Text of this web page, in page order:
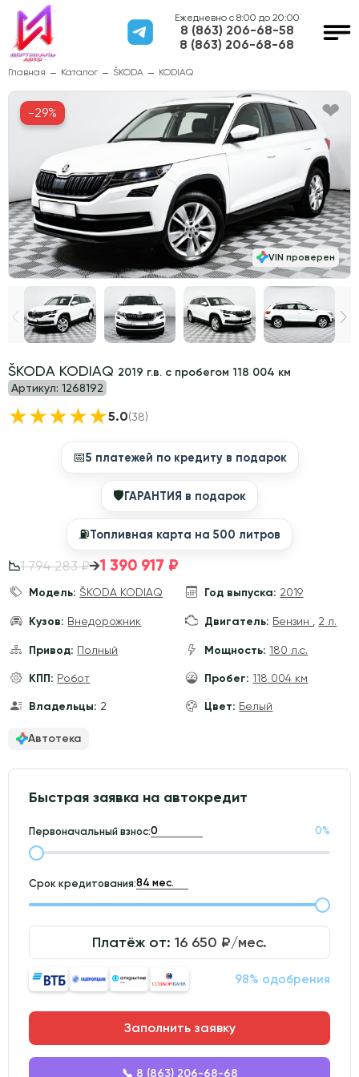
Ежедневно с 8:00 до 20:00
8 (863) 206-68-58
8 (863) 206-68-68
Главная Каталог ŠKODA KODIAQ
ŠKODA KODIAQ 2019 г.в. с пробегом 118 004 км
Артикул: 1268192
★★★★★5.0(38)
📅5 платежей по кредиту в подарок
🛡ГАРАНТИЯ в подарок
⛽️Топливная карта на 500 литров
📉1 794 283 ₽→1 390 917 ₽
Модель: ŠKODA KODIAQ Год выпуска: 2019
Кузов: Внедорожник Двигатель: Бензин 2 л.
Привод: Полный Мощность: 180 л.с.
КПП: Робот Пробег: 118 004 км
Владельцы: 2 Цвет: Белый
Автотека
Быстрая заявка на автокредит
Первоначальный взнос: 0%
Срок кредитования:
Платёж от: 16 650 ₽/мес.
98% одобрения
Заполнить заявку
📞 8 (863) 206-68-68
VIN проверен
-29%